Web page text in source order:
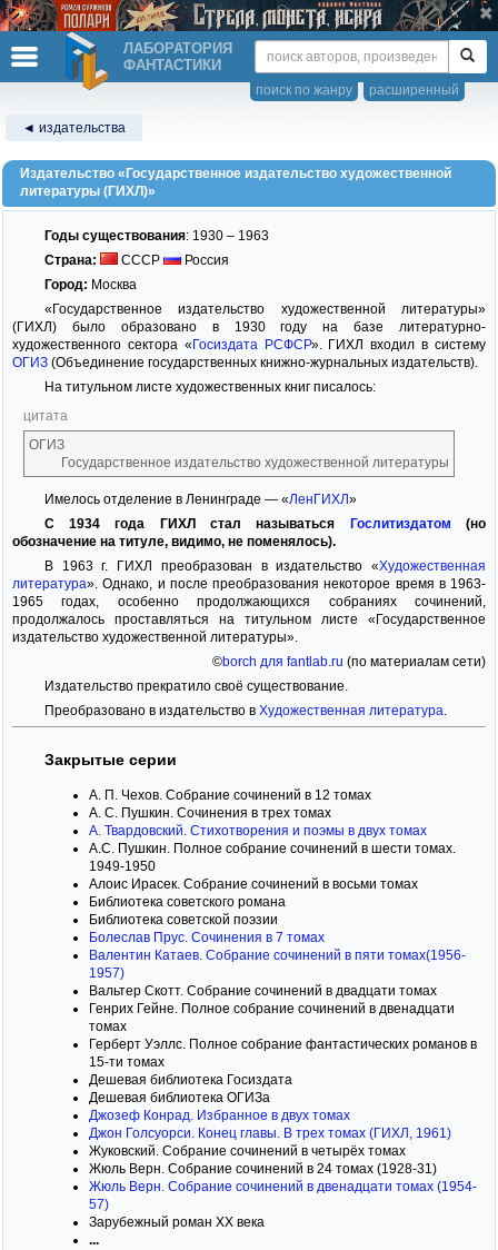
ЛАБОРАТОРИЯ
ФАНТАСТИКИ
расширенный
поиск по жанру
◄ издательства
Издательство «Государственное издательство художественной
литературы (ГИХЛ)»
Годы существования: 1930 – 1963
Страна:
СССР
Россия
Город: Москва
«Государственное издательство художественной литературы»
(ГИХЛ) было образовано в 1930 году на базе литературно-
художественного сектора « Госиздата РСФСР». ГИХЛ входил в систему
ОГИЗ (Объединение государственных книжно-журнальных издательств).
На титульном листе художественных книг писалось:
цитата
ОГИЗ
Государственное издательство художественной литературы
Имелось отделение в Ленинграде — «ЛенГИХЛ»
С 1934 года ГИХЛ стал называться
Гослитиздатом (но
обозначение на титуле, видимо, не поменялось).
В 1963 г. ГИХЛ преобразован в издательство «Художественная
литература». Однако, и после преобразования некоторое время в 1963-
1965 годах, особенно продолжающихся собраниях сочинений,
продолжалось проставляться на титульном листе «Государственное
издательство художественной литературы».
©borch для fantlab.ru (по материалам сети)
Издательство прекратило своё существование.
Преобразовано в издательство в Художественная литература.
Закрытые серии
А. П. Чехов. Собрание сочинений в 12 томах
А. С. Пушкин. Сочинения в трех томах
А. Твардовский. Стихотворения и поэмы в двух томах
А.С. Пушкин. Полное собрание сочинений в шести томах.
1949-1950
Алоис Ирасек. Собрание сочинений в восьми томах
Библиотека советского романа
Библиотека советской поэзии
Болеслав Прус. Сочинения в 7 томах
Валентин Катаев. Собрание сочинений в пяти томах(1956-
1957)
Вальтер Скотт. Собрание сочинений в двадцати томах
Генрих Гейне. Полное собрание сочинений в двенадцати
томах
Герберт Уэллс. Полное собрание фантастических романов в
15-ти томах
Дешевая библиотека Госиздата
Дешевая библиотека ОГИЗа
Джозеф Конрад. Избранное в двух томах
Джон Голсуорси. Конец главы. В трех томах (ГИХЛ, 1961)
Жуковский. Собрание сочинений в четырёх томах
Жюль Верн. Собрание сочинений в 24 томах (1928-31)
Жюль Верн. Собрание сочинений в двенадцати томах (1954-
57)
Зарубежный роман XX века
...